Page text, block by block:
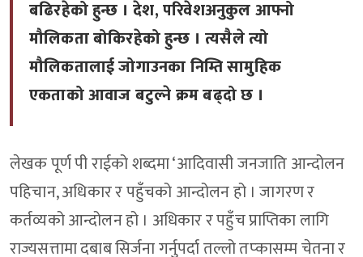
बढिरहेको हुन्छ । देश, परिवेशअनुकुल आफ्नो
मौलिकता बोकिरहेको हुन्छ । त्यसैले त्यो
मौलिकतालाई जोगाउनका निम्ति सामुहिक
एकताको आवाज बटुल्ने क्रम बढ्दो छ ।
लेखक पूर्ण पी राईको शब्दमा ‘आदिवासी जनजाति आन्दोलन
पहिचान, अधिकार र पहुँचको आन्दोलन हो । जागरण र
कर्तव्यको आन्दोलन हो । अधिकार र पहुँच प्राप्तिका लागि
राज्यसत्तामा दबाब सिर्जना गर्नुपर्दा तल्लो तप्कासम्म चेतना र